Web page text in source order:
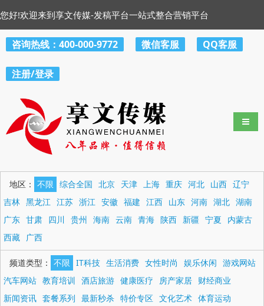
您好!欢迎来到享文传媒-发稿平台一站式整合营销平台
咨询热线：400-000-9772 微信客服 QQ客服
注册/登录
导航
地区： 不限 综合全国 北京 天津 上海 重庆 河北 山西 辽宁
吉林 黑龙江 江苏 浙江 安徽 福建 江西 山东 河南 湖北 湖南
广东 甘肃 四川 贵州 海南 云南 青海 陕西 新疆 宁夏
内蒙古
西藏 广西
频道类型： 不限 IT科技 生活消费 女性时尚 娱乐休闲 游戏网站
汽车网站 教育培训 酒店旅游 健康医疗 房产家居 财经商业
新闻资讯 套餐系列 最新秒杀 特价专区 文化艺术 体育运动